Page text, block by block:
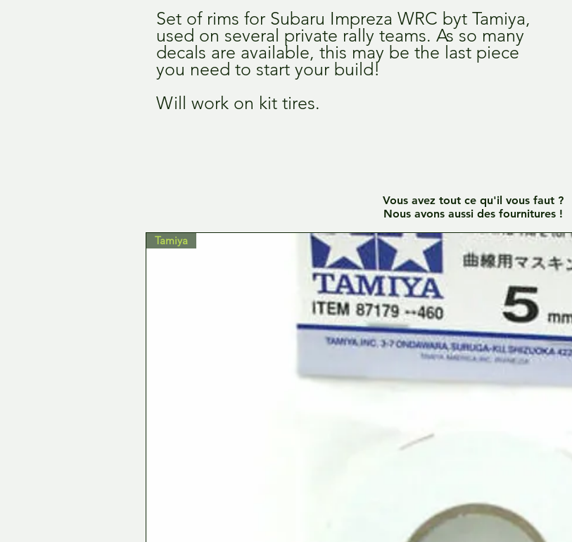
Set of rims for Subaru Impreza WRC byt Tamiya,
used on several private rally teams. As so many
decals are available, this may be the last piece
you need to start your build!
Will work on kit tires.
Vous avez tout ce qu'il vous faut ?
Nous avons aussi des fournitures !
Tamiya